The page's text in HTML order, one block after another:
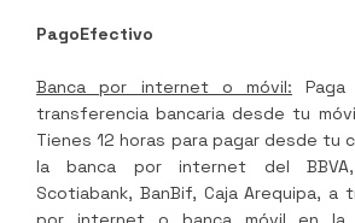
PagoEfectivo
Banca por internet o móvil:
transferencia bancaria desde tu
Tienes 12 horas para pagar desde tu
la banca por internet del BBVA,
Scotiabank, BanBif, Caja Arequipa, a